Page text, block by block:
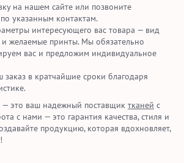
на нашем сайте или позвоните
указанным контактам.
интересующего вас товара — вид
желаемые принты. Мы обязательно
вас и предложим индивидуальное
заказ в кратчайшие сроки благодаря
— это ваш надежный поставщик тканей с
с нами — это гарантия качества, стиля и
продукцию, которая вдохновляет,